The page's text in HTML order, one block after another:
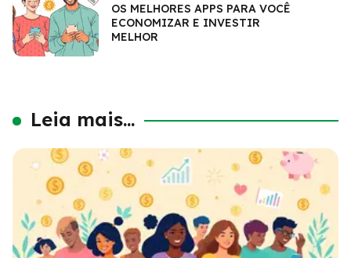
OS MELHORES APPS PARA VOCÊ
ECONOMIZAR E INVESTIR
MELHOR
Leia mais...